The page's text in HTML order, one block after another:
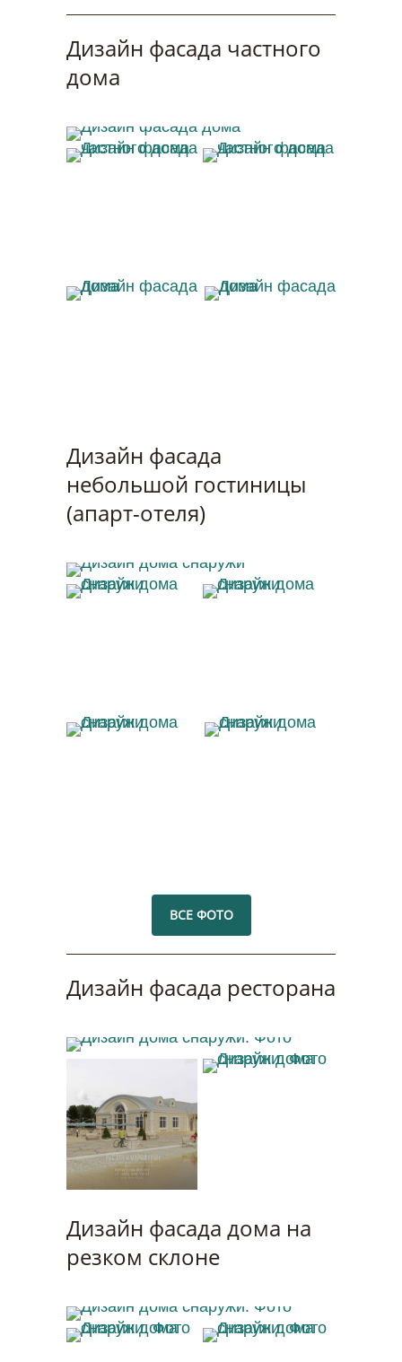
Дизайн фасада частного
дома
Дизайн фасада дома
Дизайн фасада
Дизайн фасада
Дизайн фасада дома Дизайн фасада дома
Дизайн фасада
небольшой гостиницы
(апарт-отеля)
Дизайн дома снаружи
Дизайн дома
Дизайн дома
Дизайн дома
Дизайн дома
ВСЕ ФОТО
Дизайн фасада ресторана
Дизайн дома снаружи. Фото
Дизайн дома
снаружи. Фото
Дизайн дома
Дизайн фасада дома на
резком склоне
Дизайн дома снаружи. Фото
Дизайн дома
Дизайн дома